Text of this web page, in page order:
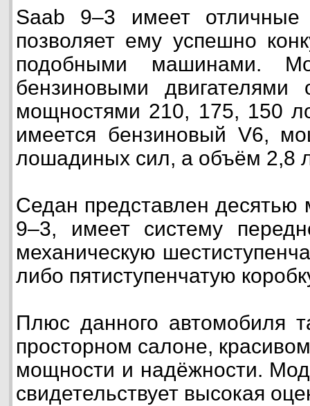
Saab 9–3 имеет отличные
позволяет ему успешно
подобными машинами.
бензиновыми
мощностями 210, 175, 150
имеется бензиновый V6,
лошадиных сил, а объём 2,8
Седан представлен
9–3, имеет систему
механическую
либо пятиступенчатую
Плюс данного автомобиля
просторном салоне,
мощности и надёжности.
свидетельствует высокая